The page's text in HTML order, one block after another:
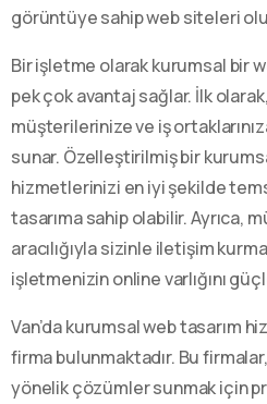
görüntüye sahip web siteleri
Bir işletme olarak kurumsal bir
pek çok avantaj sağlar. İlk
müşterilerinize ve iş
sunar. Özelleştirilmiş bir
hizmetlerinizi en iyi şekilde
tasarıma sahip olabilir. Ayrıca,
aracılığıyla sizinle iletişim
işletmenizin online varlığını
Van’da kurumsal web tasarım
firma bulunmaktadır. Bu
yönelik çözümler sunmak için